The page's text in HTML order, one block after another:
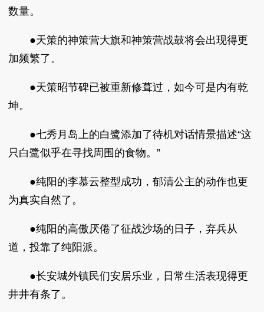
数量。
●天策的神策营大旗和神策营战鼓将会出现得更
加频繁了。
●天策昭节碑已被重新修葺过，如今可是内有乾
坤。
●七秀月岛上的白鹭添加了待机对话情景描述“这
只白鹭似乎在寻找周围的食物。”
●纯阳的李慕云整型成功，郁清公主的动作也更
为真实自然了。
●纯阳的高傲厌倦了征战沙场的日子，弃兵从
道，投靠了纯阳派。
●长安城外镇民们安居乐业，日常生活表现得更
井井有条了。